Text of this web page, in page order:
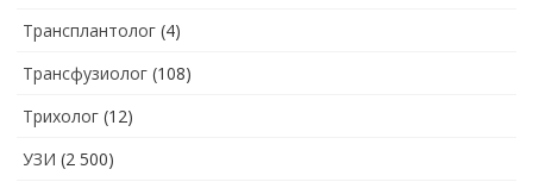
Трансплантолог (4)
Трансфузиолог (108)
Трихолог (12)
УЗИ (2 500)